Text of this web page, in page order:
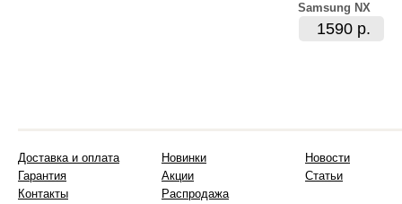
Samsung NX
1590 р.
Доставка и оплата
Гарантия
Контакты
Новинки
Акции
Распродажа
Новости
Статьи